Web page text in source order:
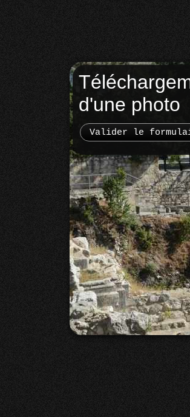
d'une photo